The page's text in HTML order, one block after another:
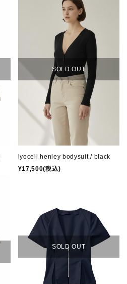
SOLD OUT
lyocell henley bodysuit / black
¥17,500(税込)
SOLD OUT